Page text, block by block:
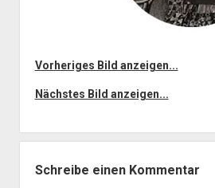
Vorheriges Bild anzeigen...
Nächstes Bild anzeigen...
Schreibe einen Kommentar